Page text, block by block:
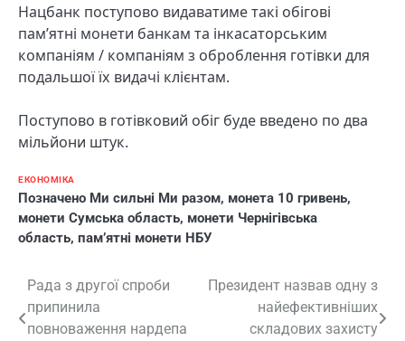
Нацбанк поступово видаватиме такі обігові
пам’ятні монети банкам та інкасаторським
компаніям / компаніям з оброблення готівки для
подальшої їх видачі клієнтам.
Поступово в готівковий обіг буде введено по два
мільйони штук.
ЕКОНОМІКА
Позначено Ми сильні Ми разом, монета 10 гривень,
монети Сумська область, монети Чернігівська
область, пам’ятні монети НБУ
Навігація
записів
Рада з другої спроби
припинила
повноваження нардепа
Президент назвав одну з
найефективніших
складових захисту